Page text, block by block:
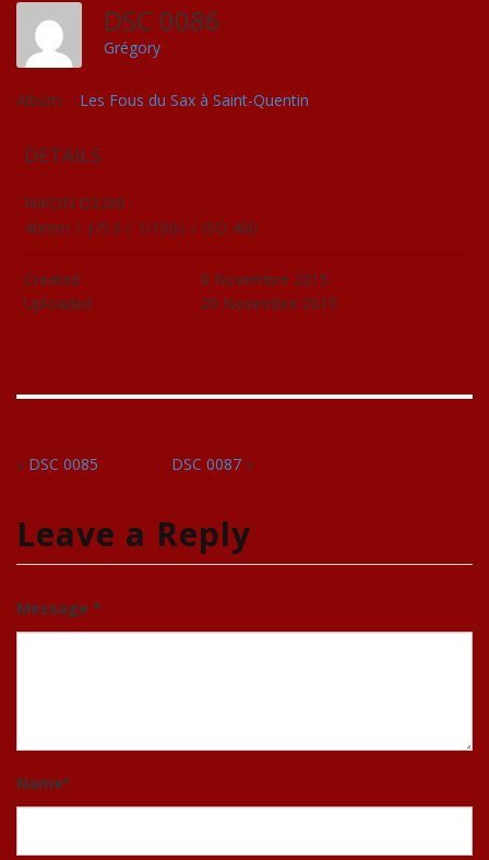
DSC 0086
Grégory
Album: Les Fous du Sax à Saint-Quentin
DETAILS
NIKON D3200
40mm / ƒ/5.3 / 1/100s / ISO 400
Created
8 Novembre 2015
Uploaded
29 Novembre 2015
« DSC 0085 DSC 0087»
Leave a Reply
Message *
Name*